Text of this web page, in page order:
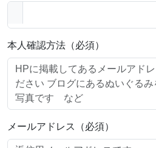
本人確認方法（必須）
メールアドレス（必須）